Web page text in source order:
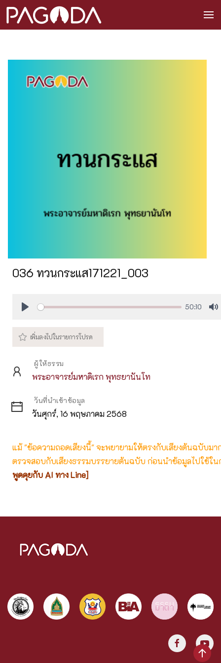
036 ทวนกระแส171221_003
50:10
ผู้ให้ธรรม
พระอาจารย์มหาดิเรก พุทธยานันโท
วันที่นำเข้าข้อมูล
วันศุกร์, 16 พฤษภาคม 2568
แม้ "ข้อความถอดเสียงนี้" จะพยายามให้ตรงกับเสียงต้นฉบับม
ตรวจสอบกับเสียงธรรมบรรยายต้นฉบับ ก่อนนำข้อมูลไปใช้ใน
พูดคุยกับ AI ทาง Line]